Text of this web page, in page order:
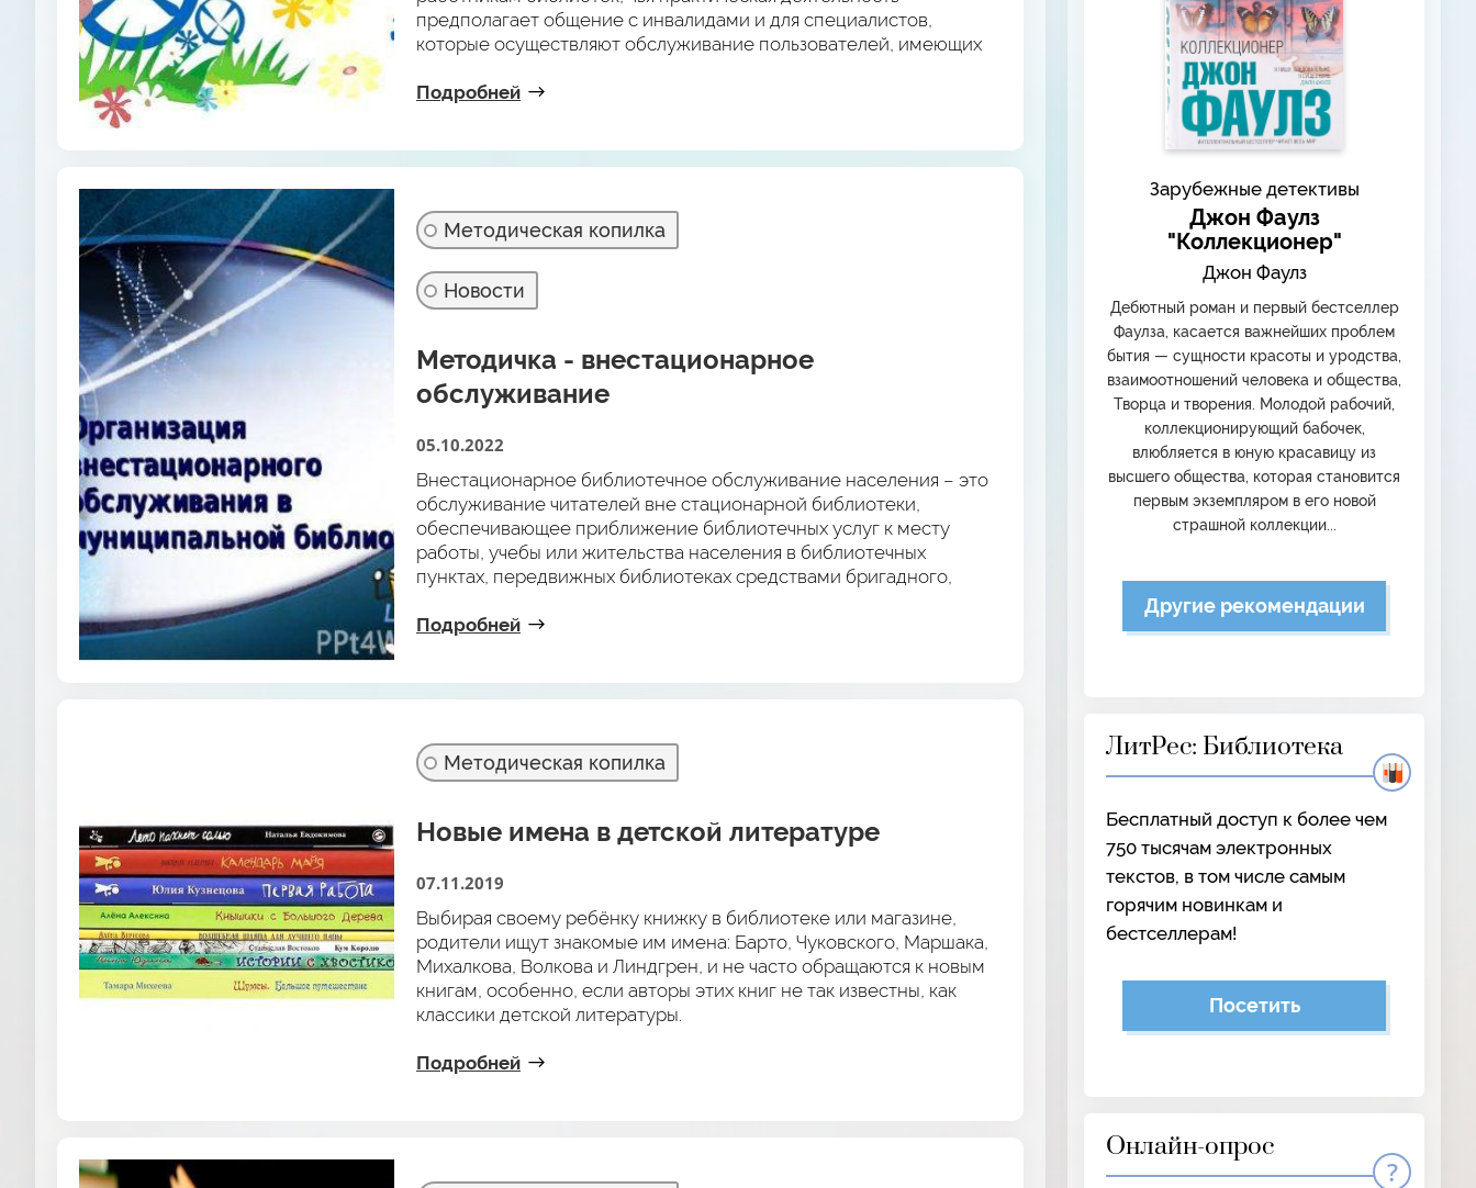
другими библиотеками, информационными и культурными
учреждениями, местными властями, некоммерческими
организациями. В результате реализации проекта возникают
социальные услуги, новые возможности, новые структуры.
предполагает общение с инвалидами и для специалистов,
которые осуществляют обслуживание пользователей, имеющих
Подробней
Методическая копилка
Новости
Методичка - внестационарное
обслуживание
05.10.2022
Внестационарное библиотечное обслуживание населения – это
обслуживание читателей вне стационарной библиотеки,
обеспечивающее приближение библиотечных услуг к месту
работы, учебы или жительства населения в библиотечных
пунктах, передвижных библиотеках средствами бригадного,
библиотечная деятельность, библиография», п.3.2.2.5).
Подробней
Методическая копилка
Новые имена в детской литературе
07.11.2019
Выбирая своему ребёнку книжку в библиотеке или магазине,
родители ищут знакомые им имена: Барто, Чуковского, Маршака,
Михалкова, Волкова и Линдгрен, и не часто обращаются к новым
книгам, особенно, если авторы этих книг не так известны, как
классики детской литературы.
Подробней
Зарубежные детективы
Джон Фаулз
"Коллекционер"
Джон Фаулз
Дебютный роман и первый бестселлер
Фаулза, касается важнейших проблем
бытия — сущности красоты и уродства,
взаимоотношений человека и общества,
Творца и творения. Молодой рабочий,
коллекционирующий бабочек,
влюбляется в юную красавицу из
высшего общества, которая становится
первым экземпляром в его новой
страшной коллекции...
Другие рекомендации
ЛитРес: Библиотека
Бесплатный доступ к более чем
750 тысячам электронных
текстов, в том числе самым
горячим новинкам и
бестселлерам!
Посетить
Онлайн-опрос